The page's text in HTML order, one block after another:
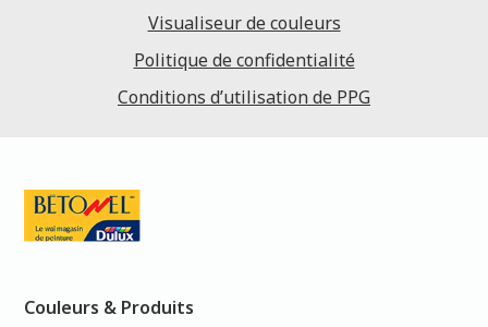
Visualiseur de couleurs
Politique de confidentialité
Conditions d’utilisation de PPG
Couleurs & Produits